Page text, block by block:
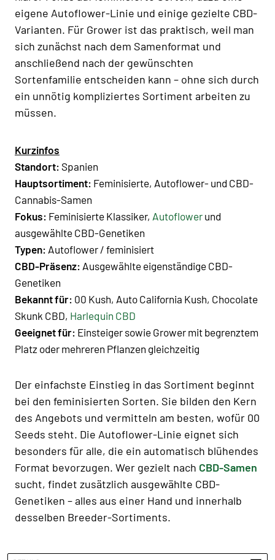
eigene Autoflower-Linie und einige gezielte CBD-
Varianten. Für Grower ist das praktisch, weil man
sich zunächst nach dem Samenformat und
anschließend nach der gewünschten
Sortenfamilie entscheiden kann – ohne sich durch
ein unnötig kompliziertes Sortiment arbeiten zu
müssen.
Kurzinfos
Standort: Spanien
Hauptsortiment: Feminisierte, Autoflower- und CBD-
Cannabis-Samen
Fokus: Feminisierte Klassiker, Autoflower und
ausgewählte CBD-Genetiken
Typen: Autoflower / feminisiert
CBD-Präsenz: Ausgewählte eigenständige CBD-
Genetiken
Bekannt für: 00 Kush, Auto California Kush, Chocolate
Skunk CBD, Harlequin CBD
Geeignet für: Einsteiger sowie Grower mit begrenztem
Platz oder mehreren Pflanzen gleichzeitig
Der einfachste Einstieg in das Sortiment beginnt
bei den feminisierten Sorten. Sie bilden den Kern
des Angebots und vermitteln am besten, wofür 00
Seeds steht. Die Autoflower-Linie eignet sich
besonders für alle, die ein automatisch blühendes
Format bevorzugen. Wer gezielt nach CBD-Samen
sucht, findet zusätzlich ausgewählte CBD-
Genetiken – alles aus einer Hand und innerhalb
desselben Breeder-Sortiments.